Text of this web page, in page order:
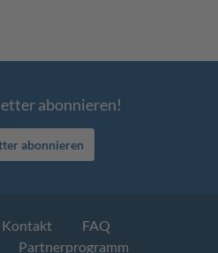
abonnieren!
abonnieren
Kontakt
FAQ
Partnerprogramm